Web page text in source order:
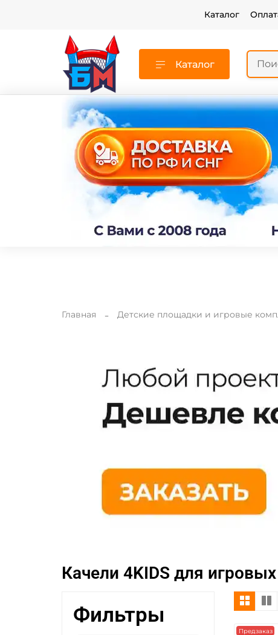
Каталог
Каталог
Главная Детские площадки и игровые
Качели 4KIDS для
Предзаказ
Фильтры